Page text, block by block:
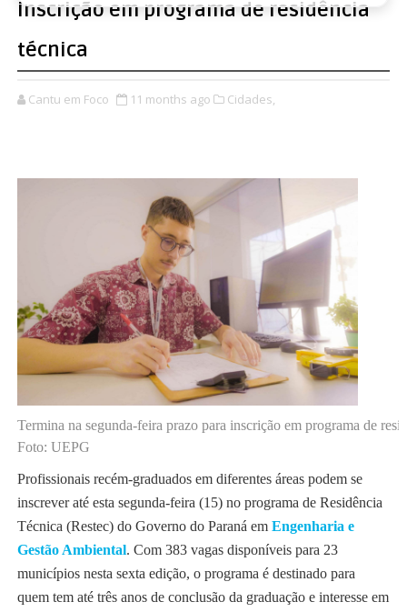
inscrição em programa de residência
técnica
Cantu em Foco 11 months ago Cidades,
Termina na segunda-feira prazo para inscrição em programa de
Foto: UEPG
Profissionais recém-graduados em diferentes áreas podem se
inscrever até esta segunda-feira (15) no programa de Residência
Técnica (Restec) do Governo do Paraná em Engenharia e
Gestão Ambiental. Com 383 vagas disponíveis para 23
municípios nesta sexta edição, o programa é destinado para
quem tem até três anos de conclusão da graduação e interesse em